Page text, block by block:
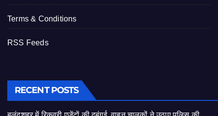
Terms & Conditions
RSS Feeds
RECENT POSTS